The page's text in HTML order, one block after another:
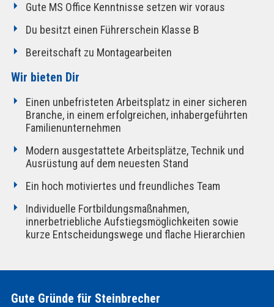
Gute MS Office Kenntnisse setzen wir voraus
Du besitzt einen Führerschein Klasse B
Bereitschaft zu Montagearbeiten
Wir bieten Dir
Einen unbefristeten Arbeitsplatz in einer sicheren
Branche, in einem erfolgreichen, inhabergeführten
Familienunternehmen
Modern ausgestattete Arbeitsplätze, Technik und
Ausrüstung auf dem neuesten Stand
Ein hoch motiviertes und freundliches Team
Individuelle Fortbildungsmaßnahmen,
innerbetriebliche Aufstiegsmöglichkeiten sowie
kurze Entscheidungswege und flache Hierarchien
Gute Gründe für Steinbrecher